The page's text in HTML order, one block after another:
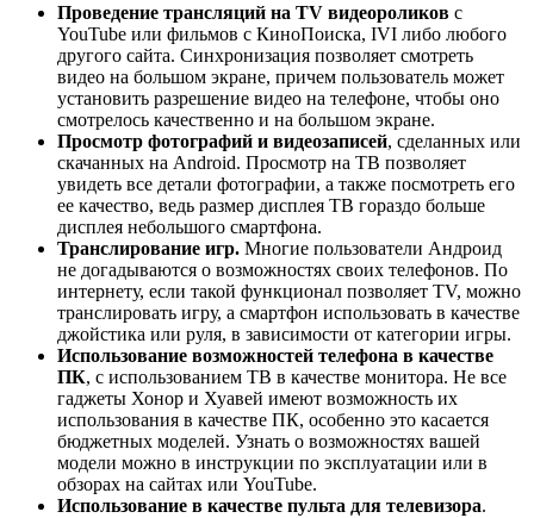
Проведение трансляций на TV видеороликов с
YouTube или фильмов с КиноПоиска, IVI либо любого
другого сайта. Синхронизация позволяет смотреть
видео на большом экране, причем пользователь может
установить разрешение видео на телефоне, чтобы оно
смотрелось качественно и на большом экране.
Просмотр фотографий и видеозаписей, сделанных или
скачанных на Android. Просмотр на ТВ позволяет
увидеть все детали фотографии, а также посмотреть его
ее качество, ведь размер дисплея ТВ гораздо больше
дисплея небольшого смартфона.
Транслирование игр. Многие пользователи Андроид
не догадываются о возможностях своих телефонов. По
интернету, если такой функционал позволяет TV, можно
транслировать игру, а смартфон использовать в качестве
джойстика или руля, в зависимости от категории игры.
Использование возможностей телефона в качестве
ПК, с использованием ТВ в качестве монитора. Не все
гаджеты Хонор и Хуавей имеют возможность их
использования в качестве ПК, особенно это касается
бюджетных моделей. Узнать о возможностях вашей
модели можно в инструкции по эксплуатации или в
обзорах на сайтах или YouTube.
Использование в качестве пульта для телевизора.